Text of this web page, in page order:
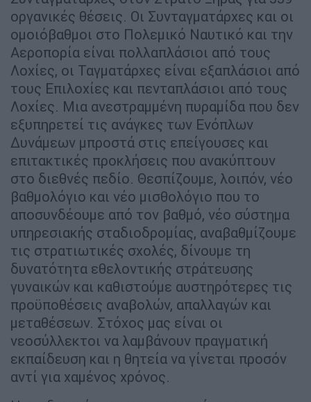
οργανικές θέσεις. Οι Συνταγματάρχες και οι
ομοιόβαθμοι στο Πολεμικό Ναυτικό και την
Αεροπορία είναι πολλαπλάσιοι από τους
Λοχίες, οι Ταγματάρχες είναι εξαπλάσιοι από
τους Επιλοχίες και πενταπλάσιοι από τους
Λοχίες. Μια ανεστραμμένη πυραμίδα που δεν
εξυπηρετεί τις ανάγκες των Ενόπλων
Δυνάμεων μπροστά στις επείγουσες και
επιτακτικές προκλήσεις που ανακύπτουν
στο διεθνές πεδίο. Θεσπίζουμε, λοιπόν, νέο
βαθμολόγιο και νέο μισθολόγιο που το
αποσυνδέουμε από τον βαθμό, νέο σύστημα
υπηρεσιακής σταδιοδρομίας, αναβαθμίζουμε
τις στρατιωτικές σχολές, δίνουμε τη
δυνατότητα εθελοντικής στράτευσης
γυναικών και καθιστούμε αυστηρότερες τις
προϋποθέσεις αναβολών, απαλλαγών και
μεταθέσεων. Στόχος μας είναι οι
νεοσύλλεκτοι να λαμβάνουν πραγματική
εκπαίδευση και η θητεία να γίνεται προσόν
αντί για χαμένος χρόνος.